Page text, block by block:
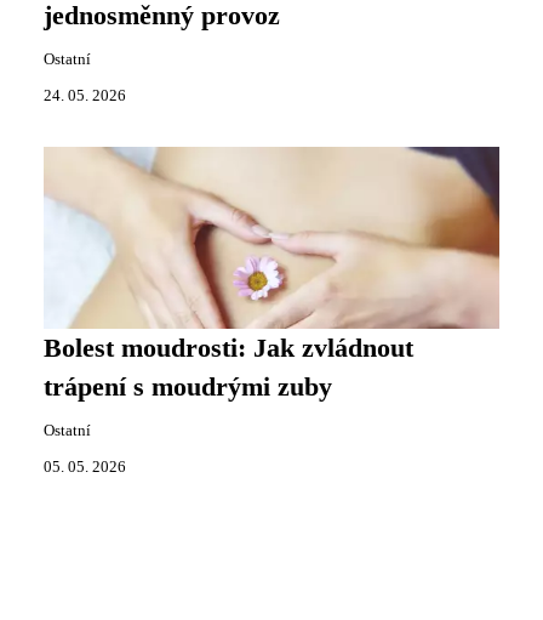
jednosměnný provoz
Ostatní
24. 05. 2026
Bolest moudrosti: Jak zvládnout
trápení s moudrými zuby
Ostatní
05. 05. 2026